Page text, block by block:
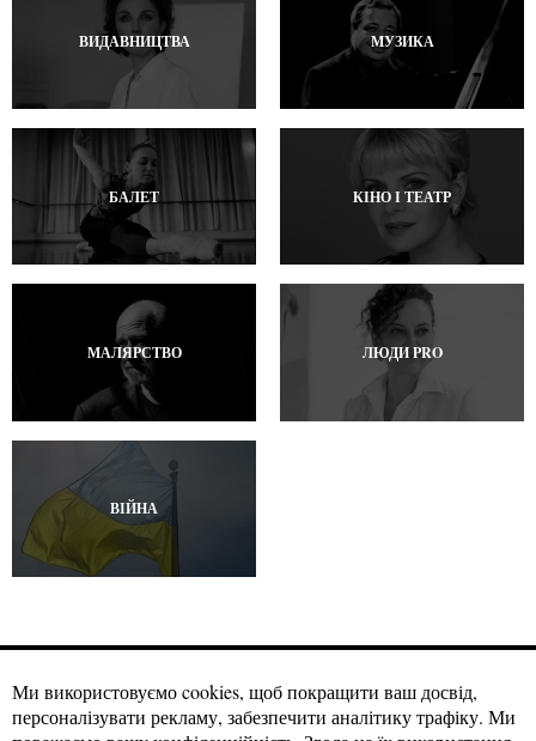
ВИДАВНИЦТВА МУЗИКА
БАЛЕТ КІНО І ТЕАТР
МАЛЯРСТВО ЛЮДИ PRO
ВІЙНА
Матеріали craftmagazine.net можна використовувати за вільною
ліцензієюCreative Commons із зазначенням авторства, CC BY.
Ми використовуємо cookies, щоб покращити ваш досвід,
персоналізувати рекламу, забезпечити аналітику трафіку. Ми